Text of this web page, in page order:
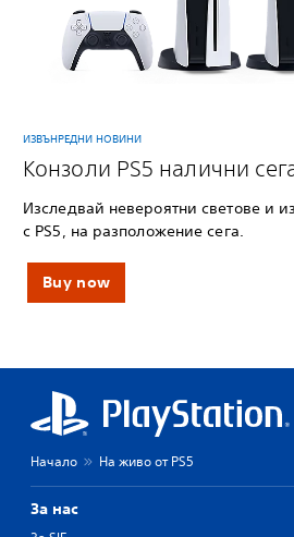
ИЗВЪНРЕДНИ НОВИНИ
Конзоли PS5 налични
Изследвай невероятни светове и
с PS5, на разположение сега.
Buy now
Начало На живо от PS5
За нас